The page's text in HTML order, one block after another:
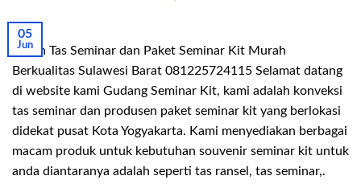
05
Jun
Pesan Tas Seminar dan Paket Seminar Kit Murah
Berkualitas Sulawesi Barat 081225724115 Selamat datang
di website kami Gudang Seminar Kit, kami adalah konveksi
tas seminar dan produsen paket seminar kit yang berlokasi
didekat pusat Kota Yogyakarta. Kami menyediakan berbagai
macam produk untuk kebutuhan souvenir seminar kit untuk
anda diantaranya adalah seperti tas ransel, tas seminar,.